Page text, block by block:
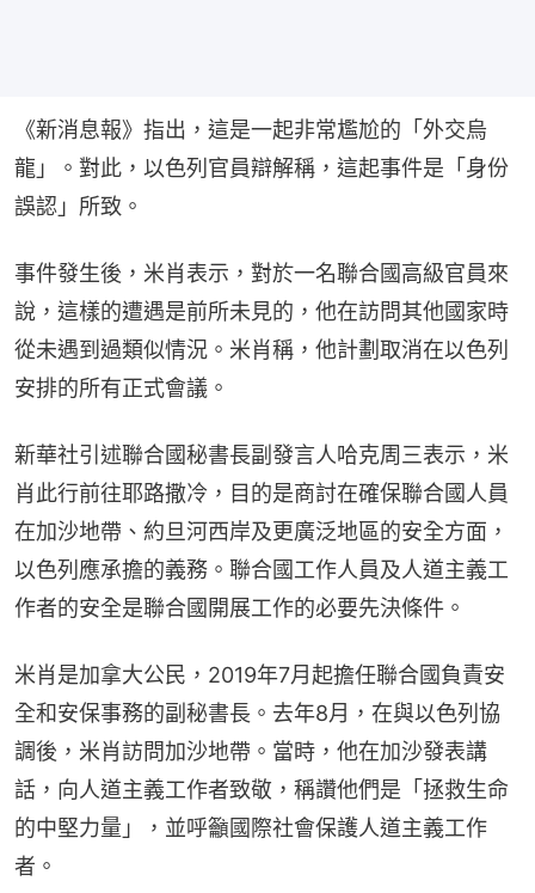
《新消息報》指出，這是一起非常尷尬的「外交烏
龍」。對此，以色列官員辯解稱，這起事件是「身份
誤認」所致。
事件發生後，米肖表示，對於一名聯合國高級官員來
說，這樣的遭遇是前所未見的，他在訪問其他國家時
從未遇到過類似情況。米肖稱，他計劃取消在以色列
安排的所有正式會議。
新華社引述聯合國秘書長副發言人哈克周三表示，米
肖此行前往耶路撒冷，目的是商討在確保聯合國人員
在加沙地帶、約旦河西岸及更廣泛地區的安全方面，
以色列應承擔的義務。聯合國工作人員及人道主義工
作者的安全是聯合國開展工作的必要先決條件。
米肖是加拿大公民，2019年7月起擔任聯合國負責安
全和安保事務的副秘書長。去年8月，在與以色列協
調後，米肖訪問加沙地帶。當時，他在加沙發表講
話，向人道主義工作者致敬，稱讚他們是「拯救生命
的中堅力量」，並呼籲國際社會保護人道主義工作
者。